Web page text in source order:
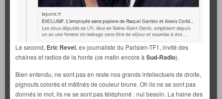
Le second, Eric Revel, ex-journaliste du Parisien-TF1, invité des
chaînes et radios de la honte (ce matin encore à Sud-Radio).
Bien entendu, ne sont pas en reste nos grands intellectuels de droite,
pignoufs colorés et mâtinés de couleur brune. Oh ils ne se sont pas
donnés le mot, ils ne se sont pas téléphoné : nul besoin. La haine des